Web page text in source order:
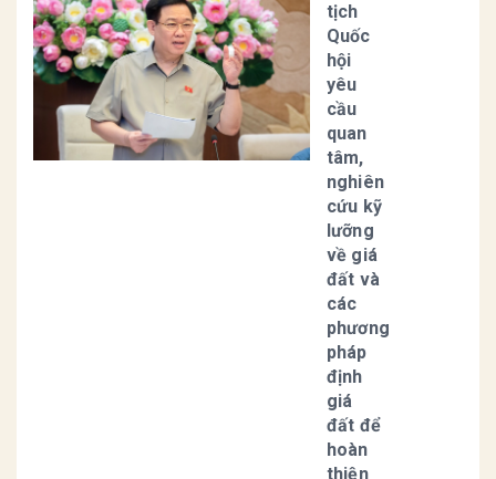
tịch
Quốc
hội
yêu
cầu
quan
tâm,
nghiên
cứu kỹ
lưỡng
về giá
đất và
các
phương
pháp
định
giá
đất để
hoàn
thiện